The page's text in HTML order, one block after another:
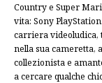
Country e Super
vita: Sony
carriera videoludica,
nella sua cameretta,
collezionista e
a cercare qualche